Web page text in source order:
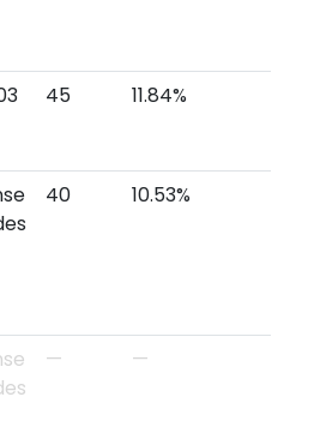
45 11.84%
40 10.53%
— —